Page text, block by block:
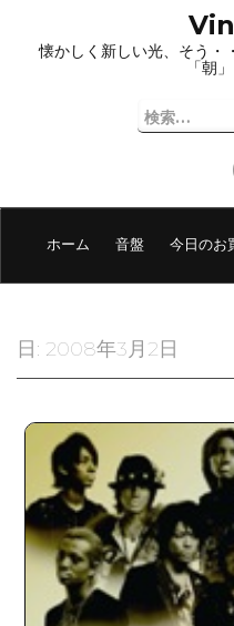
プ
懐かしく新しい光、そう・
「朝
検
索:
ホーム 音盤 今日のお
日: 2008年3月2日